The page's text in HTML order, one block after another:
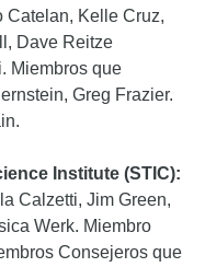
Catelan, Kelle Cruz,
Dave Reitze
Miembros que
Greg Frazier.
Institute (STIC):
Calzetti, Jim Green,
Werk. Miembro
Consejeros que